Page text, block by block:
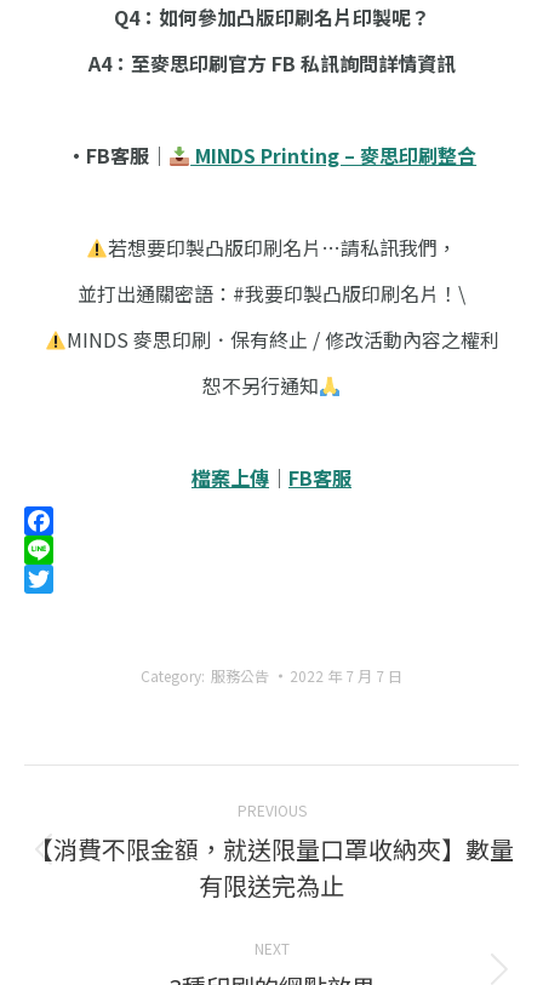
Q4：如何參加凸版印刷名片印製呢？
A4：至麥思印刷官方 FB 私訊詢問詳情資訊
・FB客服｜ MINDS Printing – 麥思印刷整合
若想要印製凸版印刷名片…請私訊我們，
並打出通關密語：#我要印製凸版印刷名片！\
MINDS 麥思印刷．保有終止 / 修改活動內容之權利
恕不另行通知
檔案上傳 ｜ FB客服
Facebook
Line
Category: 服務公告 2022 年 7 月 7 日
navigation
PREVIOUS
Previous
post:
【消費不限金額，就送限量口罩收納夾】數量
有限送完為止
NEXT